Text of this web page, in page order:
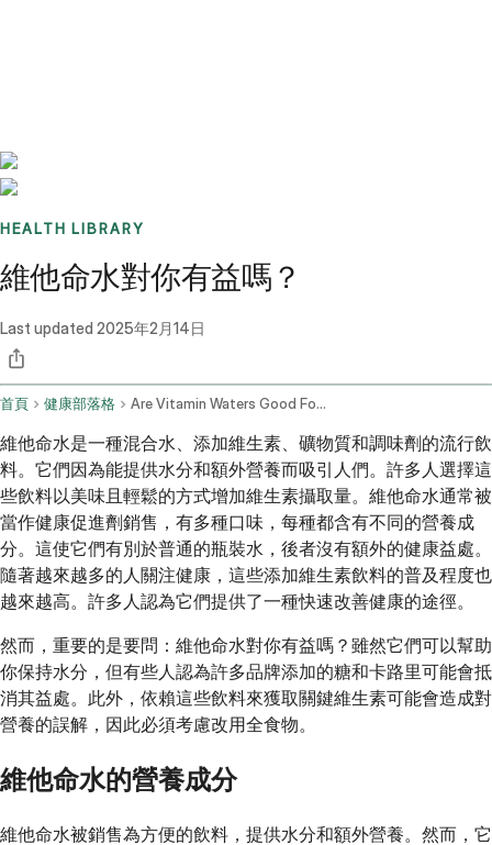
HEALTH LIBRARY
維他命水對你有益嗎？
Last updated 2025年2月14日
首頁 健康部落格 Are Vitamin Waters Good For You
維他命水是一種混合水、添加維生素、礦物質和調味劑的流行飲
料。它們因為能提供水分和額外營養而吸引人們。許多人選擇這
些飲料以美味且輕鬆的方式增加維生素攝取量。維他命水通常被
當作健康促進劑銷售，有多種口味，每種都含有不同的營養成
分。這使它們有別於普通的瓶裝水，後者沒有額外的健康益處。
隨著越來越多的人關注健康，這些添加維生素飲料的普及程度也
越來越高。許多人認為它們提供了一種快速改善健康的途徑。
然而，重要的是要問：維他命水對你有益嗎？雖然它們可以幫助
你保持水分，但有些人認為許多品牌添加的糖和卡路里可能會抵
消其益處。此外，依賴這些飲料來獲取關鍵維生素可能會造成對
營養的誤解，因此必須考慮改用全食物。
維他命水的營養成分
維他命水被銷售為方便的飲料，提供水分和額外營養。然而，它